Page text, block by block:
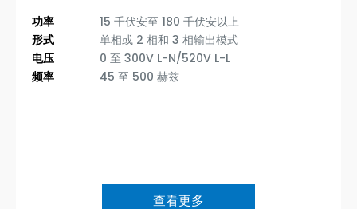
功率
15 千伏安至 180 千伏安以上
形式
单相或 2 相和 3 相输出模式
电压
0 至 300V L-N/520V L-L
频率
45 至 500 赫兹
查看更多